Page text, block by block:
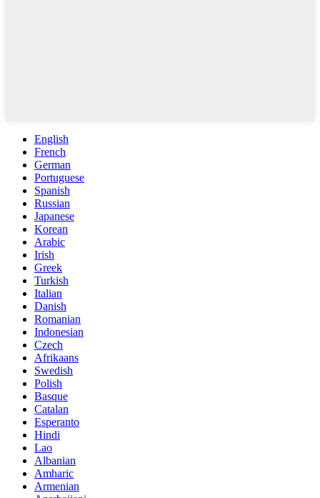
English
French
German
Portuguese
Spanish
Russian
Japanese
Korean
Arabic
Irish
Greek
Turkish
Italian
Danish
Romanian
Indonesian
Czech
Afrikaans
Swedish
Polish
Basque
Catalan
Esperanto
Hindi
Lao
Albanian
Amharic
Armenian